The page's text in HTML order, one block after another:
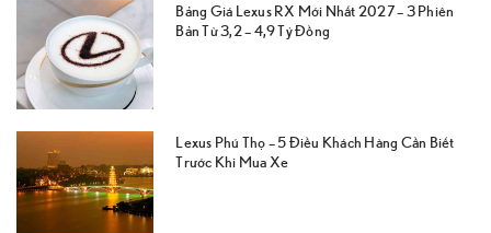
Bảng Giá Lexus RX Mới Nhất 2027 – 3 Phiên
Bản Từ 3,2 – 4,9 Tỷ Đồng
Lexus Phú Thọ – 5 Điều Khách Hàng Cần Biết
Trước Khi Mua Xe